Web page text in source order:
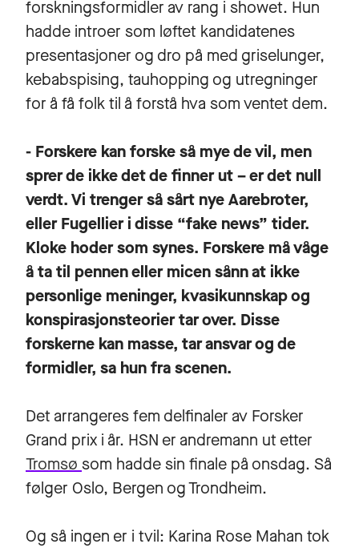
forskningsformidler av rang i showet. Hun
hadde introer som løftet kandidatenes
presentasjoner og dro på med griselunger,
kebabspising, tauhopping og utregninger
for å få folk til å forstå hva som ventet dem.
- Forskere kan forske så mye de vil, men
sprer de ikke det de finner ut – er det null
verdt. Vi trenger så sårt nye Aarebroter,
eller Fugellier i disse “fake news” tider.
Kloke hoder som synes. Forskere må våge
å ta til pennen eller micen sånn at ikke
personlige meninger, kvasikunnskap og
konspirasjonsteorier tar over. Disse
forskerne kan masse, tar ansvar og de
formidler, sa hun fra scenen.
Det arrangeres fem delfinaler av Forsker
Grand prix i år. HSN er andremann ut etter
Tromsø som hadde sin finale på onsdag. Så
følger Oslo, Bergen og Trondheim.
Og så ingen er i tvil: Karina Rose Mahan tok